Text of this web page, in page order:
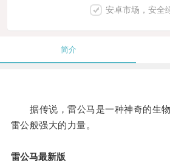
安卓市场，安全
简介
据传说，雷公马是一种神奇的生物
雷公般强大的力量。
雷公马最新版